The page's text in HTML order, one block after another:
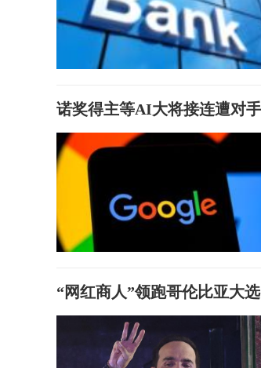
诺奖得主等AI大将接连遭对
“网红商人”领跑哥伦比亚大